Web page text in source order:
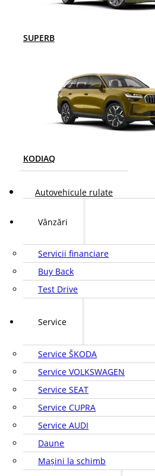
SUPERB
KODIAQ
Autovehicule rulate
Vânzări
Servicii financiare
Buy Back
Test Drive
Service
Service ŠKODA
Service VOLKSWAGEN
Service SEAT
Service CUPRA
Service AUDI
Daune
Mașini la schimb